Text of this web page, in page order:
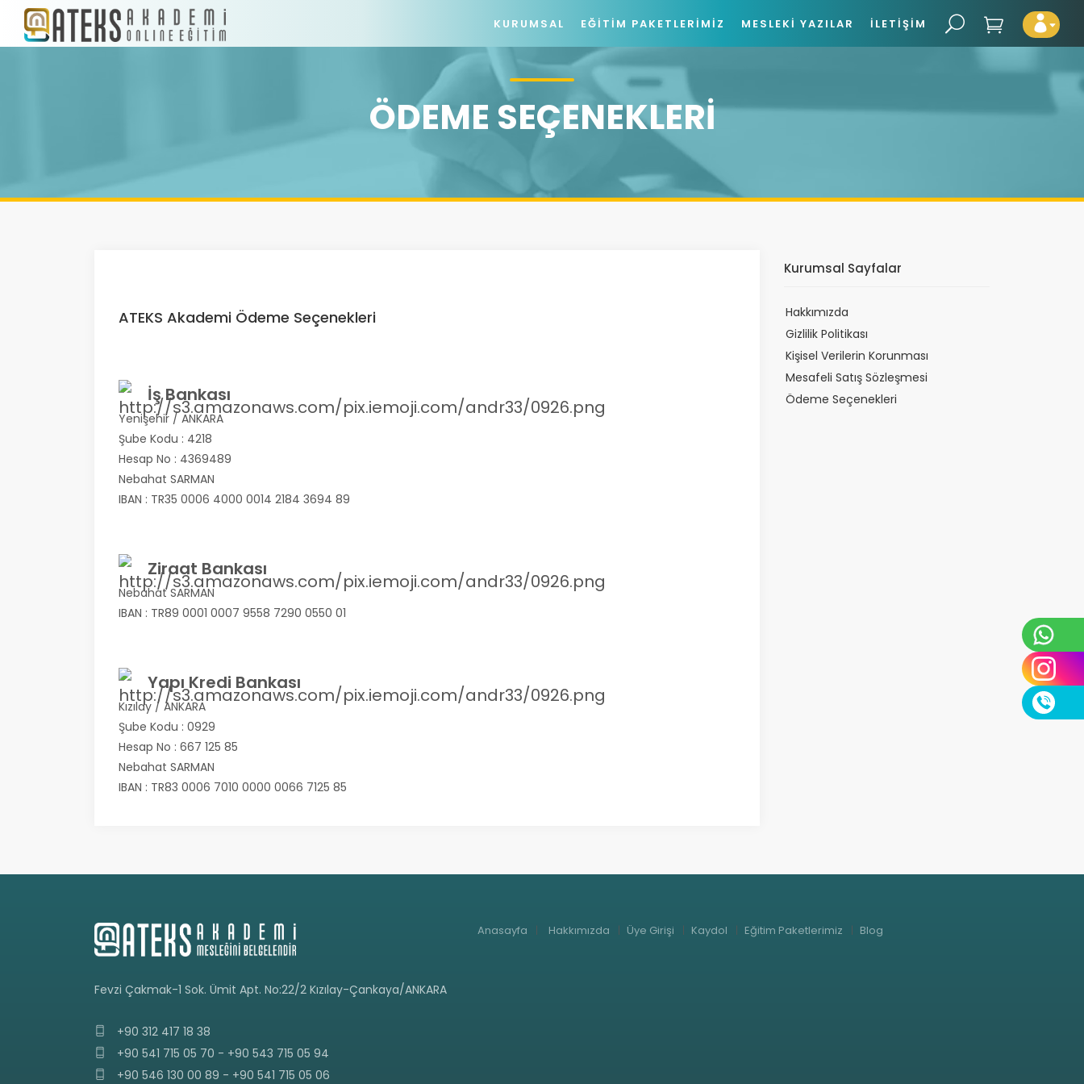
ÖDEME SEÇENEKLERI
ATEKS Akademi Ödeme Seçenekleri
İş Bankası
Yenişehir / ANKARA
Şube Kodu : 4218
Hesap No : 4369489
Nebahat SARMAN
IBAN : TR35 0006 4000 0014 2184 3694 89
Ziraat Bankası
Nebahat SARMAN
IBAN : TR89 0001 0007 9558 7290 0550 01
Yapı Kredi Bankası
Kızılay / ANKARA
Şube Kodu : 0929
Hesap No : 667 125 85
Nebahat SARMAN
IBAN : TR83 0006 7010 0000 0066 7125 85
Kurumsal Sayfalar
Hakkımızda
Gizlilik Politikası
Kişisel Verilerin Korunması
Mesafeli Satış Sözleşmesi
Ödeme Seçenekleri
Fevzi Çakmak-1 Sok. Ümit Apt. No:22/2 Kızılay-Çankaya/ANKARA
+90 312 417 18 38
+90 541 715 05 70 - +90 543 715 05 94
+90 546 130 00 89 - +90 541 715 05 06
Anasayfa Hakkımızda Üye Girişi Kaydol Eğitim Paketlerimiz Blog
KURUMSAL EĞITIM PAKETLERIMIZ MESLEKI YAZILAR İLETIŞIM